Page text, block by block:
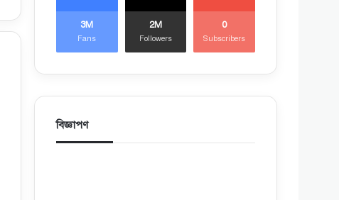
3M
Fans
2M
Followers
0
Subscribers
বিজ্ঞাপণ